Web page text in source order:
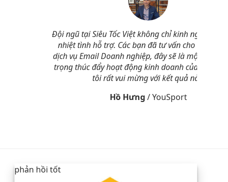
Đội ngũ tại Siêu Tốc Việt không chỉ kinh nghiệm
nhiệt tình hỗ trợ. Các bạn đã tư vấn cho chúng
dịch vụ Email Doanh nghiệp, đây sẽ là một yếu tố
trọng thúc đẩy hoạt động kinh doanh của chúng
tôi rất vui mừng với kết quả này.
Hồ Hưng /YouSport
phản hồi tốt